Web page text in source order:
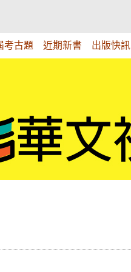
考古題 近期新書 出版快訊